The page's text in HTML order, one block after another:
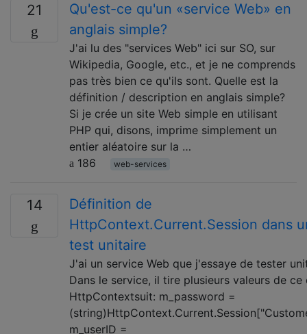
21
Qu'est-ce qu'un «service Web» en
anglais simple?
J'ai lu des "services Web" ici sur SO, sur
Wikipedia, Google, etc., et je ne comprends
pas très bien ce qu'ils sont. Quelle est la
définition / description en anglais simple?
Si je crée un site Web simple en utilisant
PHP qui, disons, imprime simplement un
entier aléatoire sur la …
186
web-services
14
Définition de
HttpContext.Current.Session dans
test unitaire
J'ai un service Web que j'essaye de tester
Dans le service, il tire plusieurs valeurs de ce
HttpContextsuit: m_password =
m_userID =